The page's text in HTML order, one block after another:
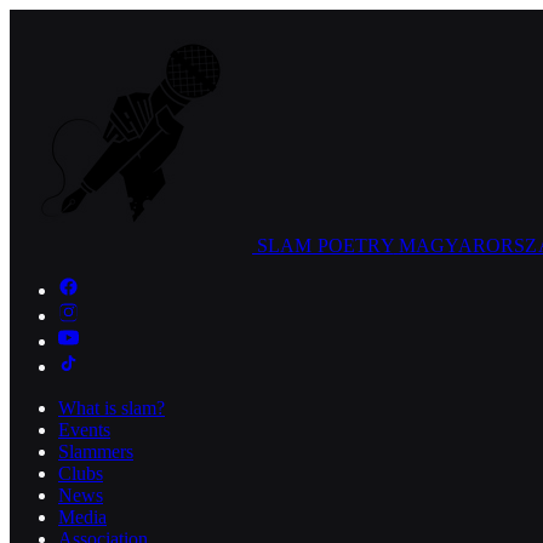
SLAM POETRY
What is slam?
Events
Slammers
Clubs
News
Media
Association